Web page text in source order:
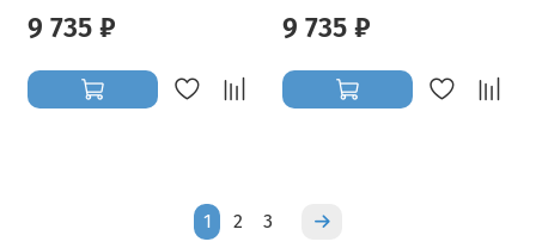
9 735 ₽ 9 735 ₽
1 2 3